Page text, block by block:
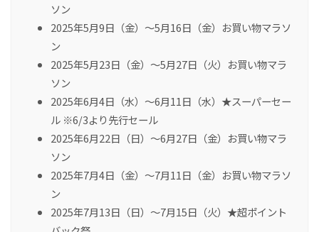
ソン
2025年5月9日（金）～5月16日（金）お買い物マラソ
ン
2025年5月23日（金）～5月27日（火）お買い物マラ
ソン
2025年6月4日（水）～6月11日（水）★スーパーセー
ル ※6/3より先行セール
2025年6月22日（日）～6月27日（金）お買い物マラ
ソン
2025年7月4日（金）～7月11日（金）お買い物マラソ
ン
2025年7月13日（日）～7月15日（火）★超ポイント